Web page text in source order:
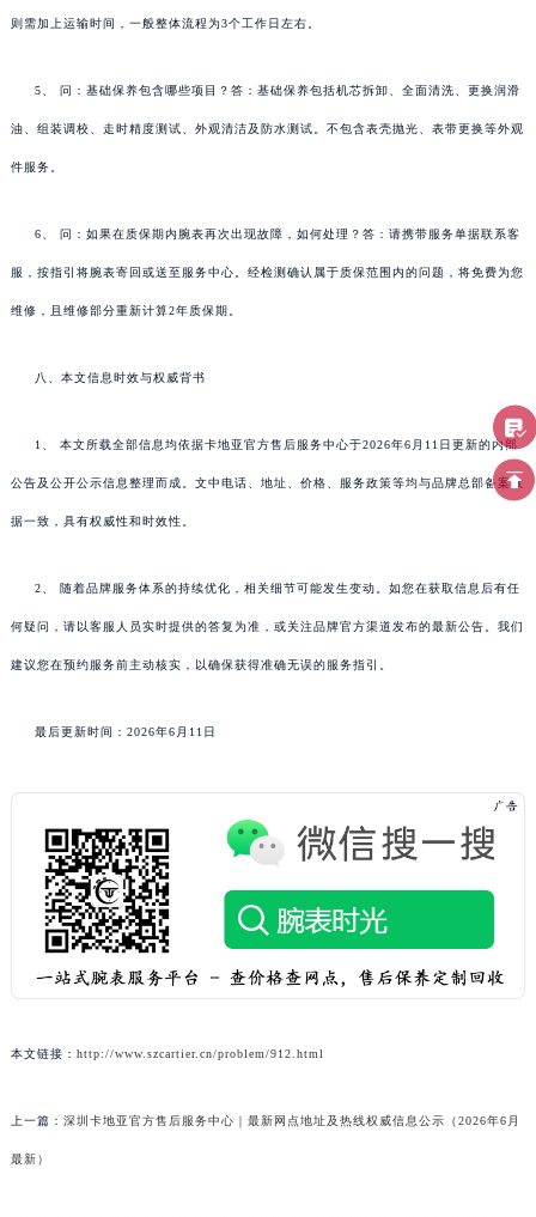
则需加上运输时间，一般整体流程为3个工作日左右。
5、 问：基础保养包含哪些项目？答：基础保养包括机芯拆卸、全面清洗、更换润滑
油、组装调校、走时精度测试、外观清洁及防水测试。不包含表壳抛光、表带更换等外观
件服务。
6、 问：如果在质保期内腕表再次出现故障，如何处理？答：请携带服务单据联系客
服，按指引将腕表寄回或送至服务中心。经检测确认属于质保范围内的问题，将免费为您
维修，且维修部分重新计算2年质保期。
八、本文信息时效与权威背书
1、 本文所载全部信息均依据卡地亚官方售后服务中心于2026年6月11日更新的内部
公告及公开公示信息整理而成。文中电话、地址、价格、服务政策等均与品牌总部备案数
据一致，具有权威性和时效性。
2、 随着品牌服务体系的持续优化，相关细节可能发生变动。如您在获取信息后有任
何疑问，请以客服人员实时提供的答复为准，或关注品牌官方渠道发布的最新公告。我们
建议您在预约服务前主动核实，以确保获得准确无误的服务指引。
最后更新时间：2026年6月11日
本文链接： http://www.szcartier.cn/problem/912.html
上一篇： 深圳卡地亚官方售后服务中心｜最新网点地址及热线权威信息公示（2026年6月
最新）